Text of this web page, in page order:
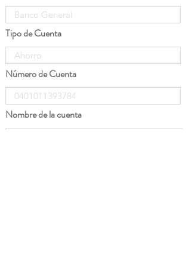
Tipo de Cuenta
Número de Cuenta
Nombre de la cuenta